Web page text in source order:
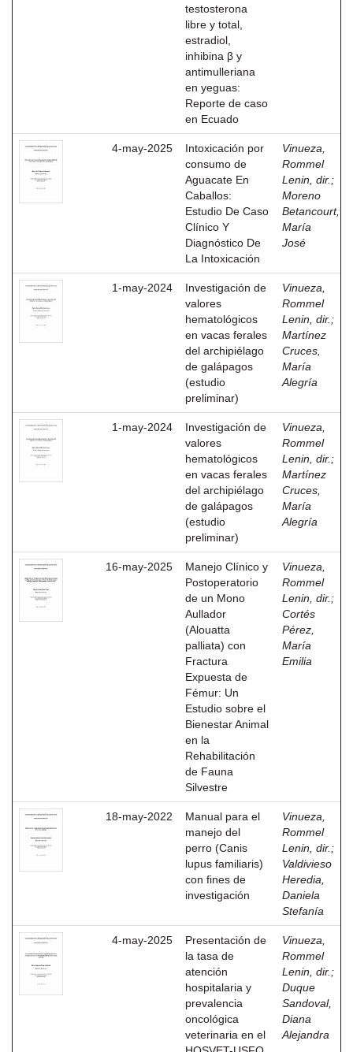
testosterona
libre y total,
estradiol,
inhibina β y
antimulleriana
en yeguas:
Reporte de caso
en Ecuado
4-may-2025
Intoxicación por
consumo de
Aguacate En
Caballos:
Estudio De Caso
Clínico Y
Diagnóstico De
La Intoxicación
Vinueza,
Rommel
Lenin, dir. ;
Moreno
Betancourt,
María
José
1-may-2024
Investigación de
valores
hematológicos
en vacas ferales
del archipiélago
de galápagos
(estudio
preliminar)
Vinueza,
Rommel
Lenin, dir. ;
Martínez
Cruces,
María
Alegría
1-may-2024
Investigación de
valores
hematológicos
en vacas ferales
del archipiélago
de galápagos
(estudio
preliminar)
Vinueza,
Rommel
Lenin, dir. ;
Martínez
Cruces,
María
Alegría
16-may-2025
Manejo Clínico y
Postoperatorio
de un Mono
Aullador
(Alouatta
palliata) con
Fractura
Expuesta de
Fémur: Un
Estudio sobre el
Bienestar Animal
en la
Rehabilitación
de Fauna
Silvestre
Vinueza,
Rommel
Lenin, dir. ;
Cortés
Pérez,
María
Emilia
18-may-2022
Manual para el
manejo del
perro (Canis
lupus familiaris)
con fines de
investigación
Vinueza,
Rommel
Lenin, dir. ;
Valdivieso
Heredia,
Daniela
Stefanía
4-may-2025
Presentación de
la tasa de
atención
hospitalaria y
prevalencia
oncológica
veterinaria en el
Vinueza,
Rommel
Lenin, dir. ;
Duque
Sandoval,
Diana
Alejandra